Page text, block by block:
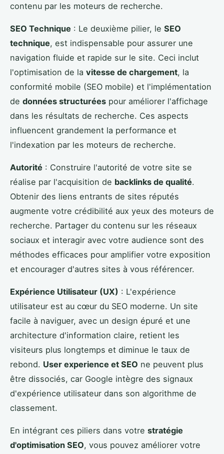
contenu par les moteurs de recherche.
SEO Technique : Le deuxième pilier, le SEO
technique, est indispensable pour assurer une
navigation fluide et rapide sur le site. Ceci inclut
l'optimisation de la vitesse de chargement, la
conformité mobile (SEO mobile) et l'implémentation
de données structurées pour améliorer l'affichage
dans les résultats de recherche. Ces aspects
influencent grandement la performance et
l'indexation par les moteurs de recherche.
Autorité : Construire l'autorité de votre site se
réalise par l'acquisition de backlinks de qualité.
Obtenir des liens entrants de sites réputés
augmente votre crédibilité aux yeux des moteurs de
recherche. Partager du contenu sur les réseaux
sociaux et interagir avec votre audience sont des
méthodes efficaces pour amplifier votre exposition
et encourager d'autres sites à vous référencer.
Expérience Utilisateur (UX) : L'expérience
utilisateur est au cœur du SEO moderne. Un site
facile à naviguer, avec un design épuré et une
architecture d'information claire, retient les
visiteurs plus longtemps et diminue le taux de
rebond. User experience et SEO ne peuvent plus
être dissociés, car Google intègre des signaux
d'expérience utilisateur dans son algorithme de
classement.
En intégrant ces piliers dans votre stratégie
d'optimisation SEO, vous pouvez améliorer votre